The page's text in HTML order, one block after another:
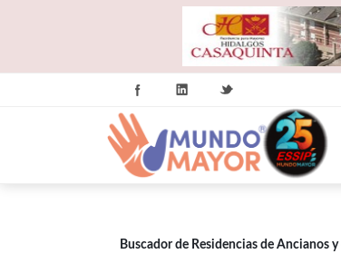
Buscador de Residencias de Ancianos